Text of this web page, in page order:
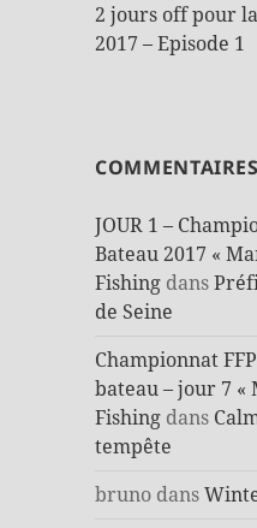
2 jours off pour
2017 – Episode 1
JOUR 1 –
Bateau 2017 «
Fishing dans
de Seine
Championnat
bateau – jour 7 «
Fishing dans
tempête
bruno dans